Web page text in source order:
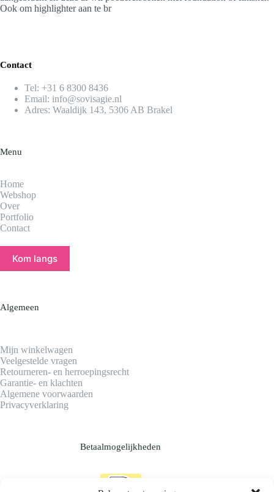
Ook om highlighter aan te br
Contact
Tel: +31 6 8300 8436​
Email: info@sovisagie.nl
Adres: Waaldijk 143, 5306 AB Brakel
Menu
Home
Webshop
Over
Portfolio
Contact
Kom langs
Algemeen
Mijn winkelwagen
Veelgestelde vragen
Retourneren- en herroepingsrecht
Garantie- en klachten
Algemene voorwaarden
Privacyverklaring
Betaalmogelijkheden